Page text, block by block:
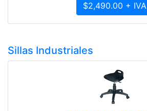
$2,490.00 + IVA
Sillas Industriales